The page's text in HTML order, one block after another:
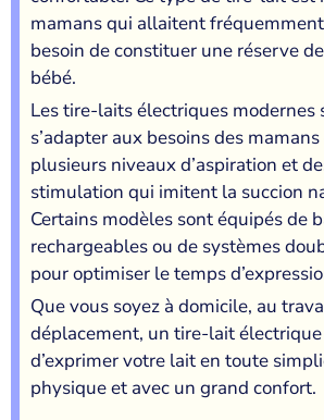
mamans qui allaitent
besoin de constituer une réserve
bébé.
Les tire-laits électriques modernes
s’adapter aux besoins des
plusieurs niveaux d’aspiration et
stimulation qui imitent la succion
Certains modèles sont équipés de
rechargeables ou de systèmes
pour optimiser le temps
Que vous soyez à domicile, au
déplacement, un tire-lait
d’exprimer votre lait en toute
physique et avec un grand confort.